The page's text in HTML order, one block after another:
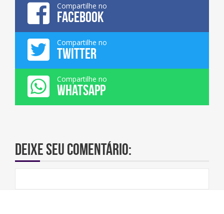
Compartilhe no
FACEBOOK
Compartilhe no
TWITTER
Compartilhe no
WHATSAPP
Deixe seu comentário: